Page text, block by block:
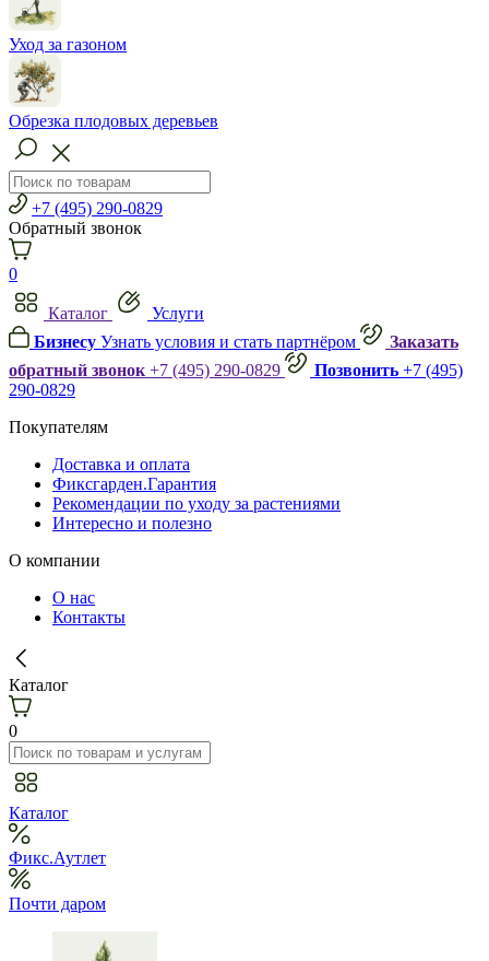
Уход за газоном
Обрезка плодовых деревьев
+7 (495) 290-0829
Обратный звонок
0
Каталог
Услуги
Бизнесу Узнать условия и стать партнёром
Заказать
обратный звонок +7 (495) 290-0829 Позвонить +7 (495)
290-0829
Покупателям
Доставка и оплата
Фиксгарден.Гарантия
Рекомендации по уходу за растениями
Интересно и полезно
О компании
О нас
Контакты
Каталог
0
Каталог
Фикс.Аутлет
Почти даром